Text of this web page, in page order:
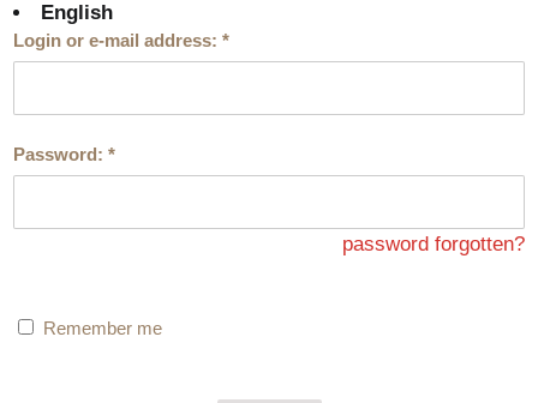
English
Login or e-mail address:*
Password:*
password forgotten?
Remember me